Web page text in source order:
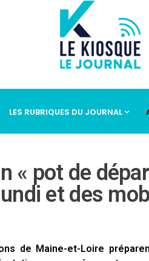
LES RUBRIQUES DU JOURNAL
« pot de
et des
de Maine-et-Loire